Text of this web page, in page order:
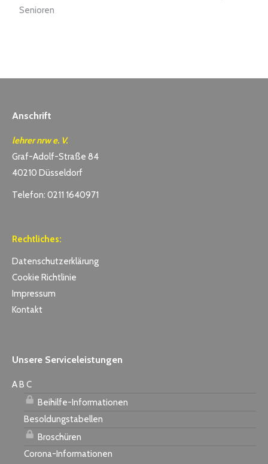
Senioren
Anschrift
lehrer nrw e. V.
Graf-Adolf-Straße 84
40210 Düsseldorf
Telefon: 0211 1640971
Rechtliches:
Datenschutzerklärung
Cookie Richtlinie
Impressum
Kontakt
Unsere Serviceleistungen
A B C
Beihilfe-Informationen
Besoldungstabellen
Broschüren
Corona-Informationen